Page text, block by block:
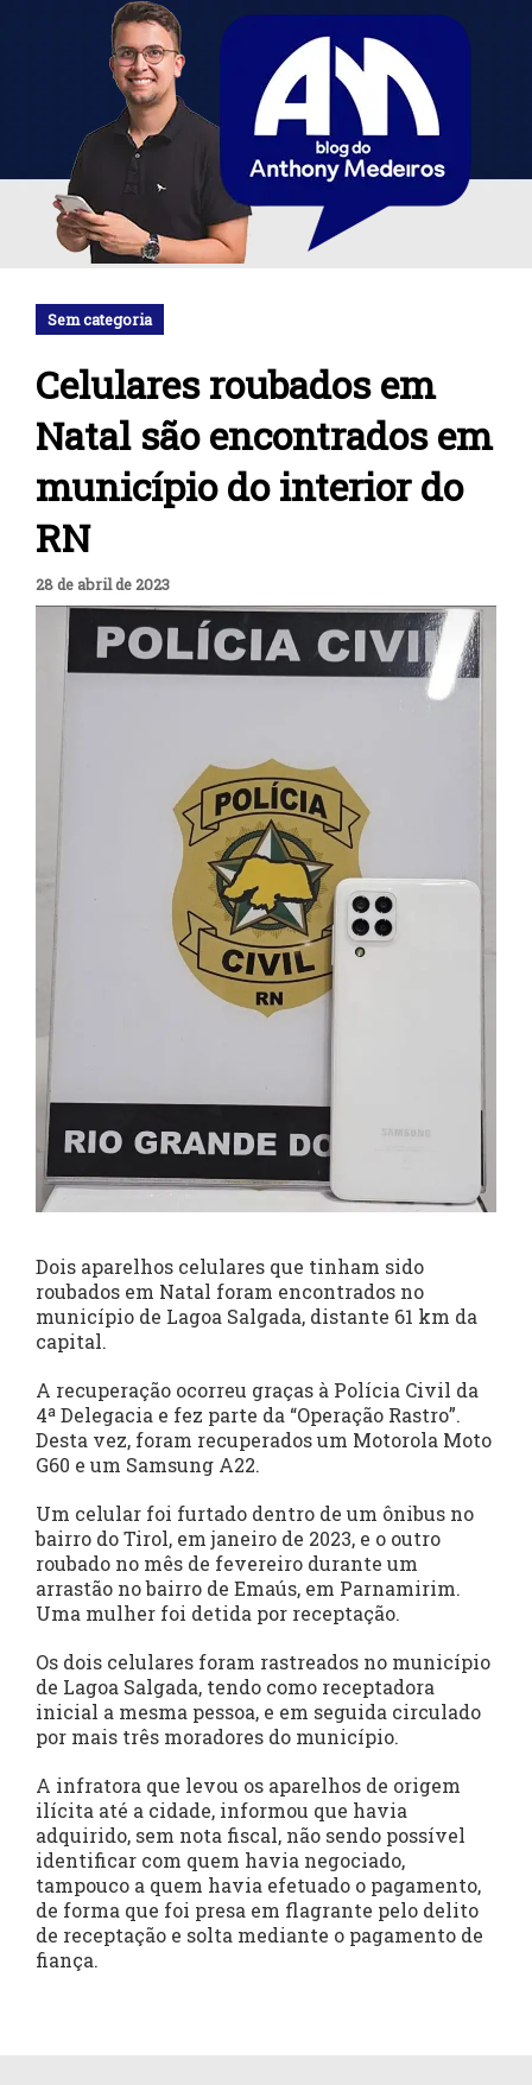
Sem categoria
Celulares roubados em
Natal são encontrados em
município do interior do
RN
28 de abril de 2023
Dois aparelhos celulares que tinham sido
roubados em Natal foram encontrados no
município de Lagoa Salgada, distante 61 km da
capital.
A recuperação ocorreu graças à Polícia Civil da
4ª Delegacia e fez parte da “Operação Rastro”.
Desta vez, foram recuperados um Motorola Moto
G60 e um Samsung A22.
Um celular foi furtado dentro de um ônibus no
bairro do Tirol, em janeiro de 2023, e o outro
roubado no mês de fevereiro durante um
arrastão no bairro de Emaús, em Parnamirim.
Uma mulher foi detida por receptação.
Os dois celulares foram rastreados no município
de Lagoa Salgada, tendo como receptadora
inicial a mesma pessoa, e em seguida circulado
por mais três moradores do município.
A infratora que levou os aparelhos de origem
ilícita até a cidade, informou que havia
adquirido, sem nota fiscal, não sendo possível
identificar com quem havia negociado,
tampouco a quem havia efetuado o pagamento,
de forma que foi presa em flagrante pelo delito
de receptação e solta mediante o pagamento de
fiança.